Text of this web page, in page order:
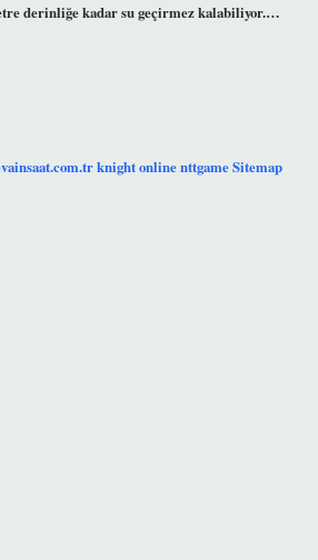
derinliğe kadar su geçirmez kalabiliyor.…
knight onlinenttgameSitemap